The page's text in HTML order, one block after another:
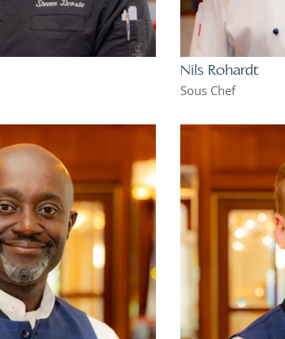
Nils Rohardt
Sous Chef